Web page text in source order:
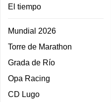
El tiempo
Mundial 2026
Torre de Marathon
Grada de Río
Opa Racing
CD Lugo